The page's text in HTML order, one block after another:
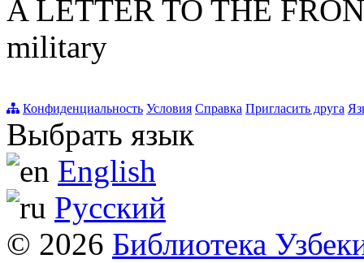
A LETTER TO THE
military
Конфиденциальность Условия Справка Пригласить друга
Выбрать язык
English
Русский
© 2026 Библиотека